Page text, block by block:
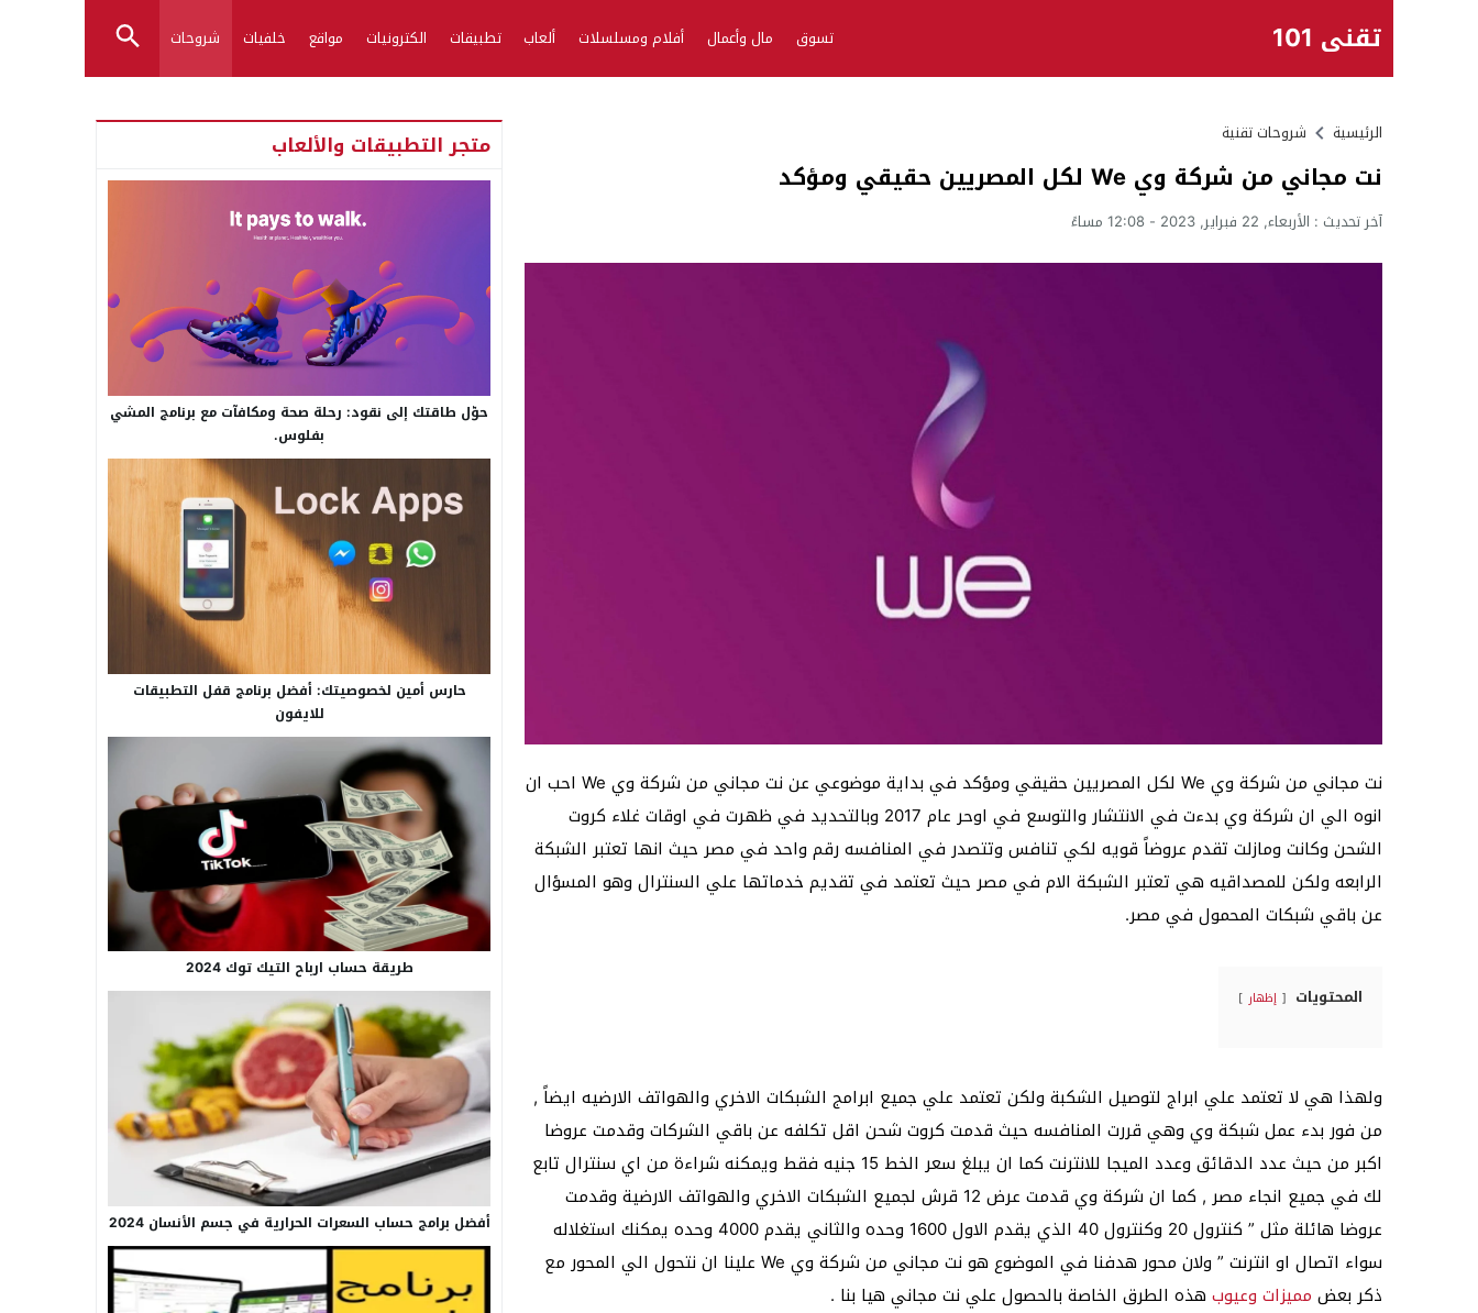
تقني 101 تسوق مال وأعمال أفلام ومسلسلات ألعاب تطبيقات الكترونيات مواقع خلفيات شروحات
الرئيسية شروحات تقنية
نت مجاني من شركة وي We لكل المصريين حقيقي ومؤكد
آخر تحديث : الأربعاء, 22 فبراير, 2023 - 12:08 مساءً
نت مجاني من شركة وي We لكل المصريين حقيقي ومؤكد في بداية موضوعي عن نت مجاني من شركة وي We احب ان
انوه الي ان شركة وي بدءت في الانتشار والتوسع في اوحر عام 2017 وبالتحديد في ظهرت في اوقات غلاء كروت
الشحن وكانت ومازلت تقدم عروضاً قويه لكي تنافس وتتصدر في المنافسه رقم واحد في مصر حيث انها تعتبر الشبكة
الرابعه ولكن للمصداقيه هي تعتبر الشبكة الام في مصر حيث تعتمد في تقديم خدماتها علي السنترال وهو المسؤال
عن باقي شبكات المحمول في مصر.
المحتويات إظهار
ولهذا هي لا تعتمد علي ابراج لتوصيل الشكبة ولكن تعتمد علي جميع ابرامج الشبكات الاخري والهواتف الارضيه ايضاً ,
من فور بدء عمل شبكة وي وهي قررت المنافسه حيث قدمت كروت شحن اقل تكلفه عن باقي الشركات وقدمت عروضا
اكبر من حيث عدد الدقائق وعدد الميجا للانترنت كما ان يبلغ سعر الخط 15 جنيه فقط ويمكنه شراءة من اي سنترال تابع
لك في جميع انجاء مصر , كما ان شركة وي قدمت عرض 12 قرش لجميع الشبكات الاخري والهواتف الارضية وقدمت
عروضا هائلة مثل ” كنترول 20 وكنترول 40 الذي يقدم الاول 1600 وحده والثاني يقدم 4000 وحده يمكنك استغلاله
سواء اتصال او انترنت ” ولان محور هدفنا في الموضوع هو نت مجاني من شركة وي We علينا ان نتحول الي المحور مع
ذكر بعض مميزات وعيوب هذه الطرق الخاصة بالحصول علي نت مجاني هيا بنا .
متجر التطبيقات والألعاب
حوّل طاقتك إلى نقود: رحلة صحة ومكافآت مع برنامج المشي
بفلوس.
حارس أمين لخصوصيتك: أفضل برنامج قفل التطبيقات
للايفون
طريقة حساب ارباح التيك توك 2024
أفضل برامج حساب السعرات الحرارية في جسم الأنسان 2024